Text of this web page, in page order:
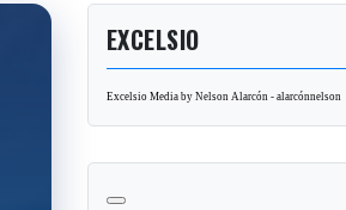
EXCELSIO
Excelsio Media by Nelson Alarcón - alarcónnelson